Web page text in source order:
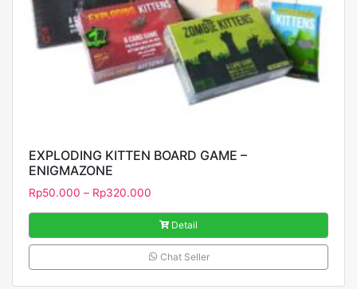
EXPLODING KITTEN BOARD GAME –
ENIGMAZONE
Rp50.000 – Rp320.000
Detail
Chat Seller